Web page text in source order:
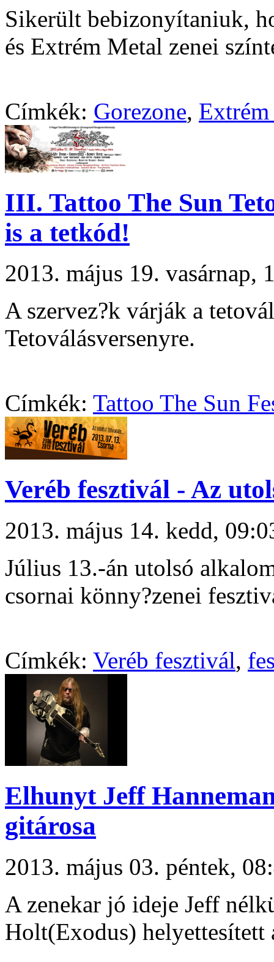
Sikerült bebizonyítaniuk,
és Extrém Metal zenei
Címkék: Gorezone,
III. Tattoo The Sun
is a tetkód!
2013. május 19.
A szervez?k várják a
Tetoválásversenyre.
Címkék: Tattoo The Sun
Veréb fesztivál - Az
2013. május 14. kedd,
Július 13.-án utolsó
csornai könny?zenei
Címkék: Veréb fesztivál,
Elhunyt Jeff
gitárosa
2013. május 03. péntek,
A zenekar jó ideje Jeff
Holt(Exodus) helyettesített